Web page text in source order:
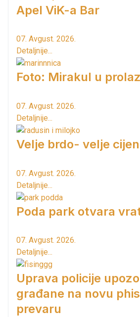
Apel ViK-a Bar
07. Avgust. 2026.
Detaljnije...
Foto: Mirakul u
07. Avgust. 2026.
Detaljnije...
Velje brdo- velje
07. Avgust. 2026.
Detaljnije...
Poda park otvara
07. Avgust. 2026.
Detaljnije...
Uprava policije
građane na novu
prevaru